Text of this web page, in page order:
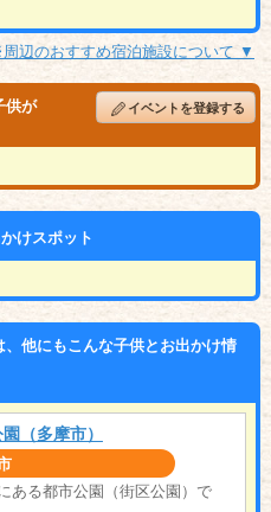
辺のおすすめ宿泊施設について ▼
供が
イベントを登録する
けスポット
、他にもこんな子供とお出かけ情
（多摩市）
ある都市公園（街区公園）で